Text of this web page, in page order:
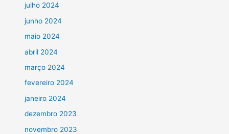
julho 2024
junho 2024
maio 2024
abril 2024
março 2024
fevereiro 2024
janeiro 2024
dezembro 2023
novembro 2023